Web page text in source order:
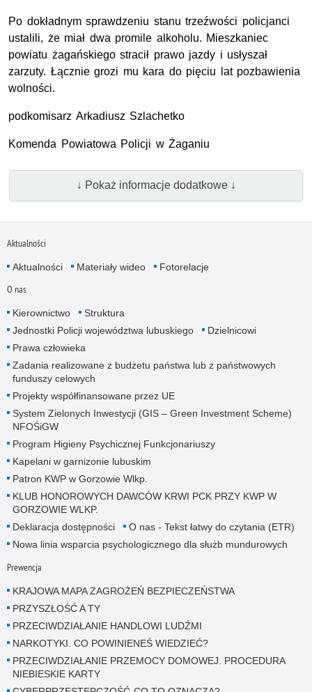
Po dokładnym sprawdzeniu stanu trzeźwości policjanci
ustalili, że miał dwa promile alkoholu. Mieszkaniec
powiatu żagańskiego stracił prawo jazdy i usłyszał
zarzuty. Łącznie grozi mu kara do pięciu lat pozbawienia
wolności.
podkomisarz Arkadiusz Szlachetko
Komenda Powiatowa Policji w Żaganiu
↓ Pokaż informacje dodatkowe ↓
Aktualności
Aktualności Materiały wideo Fotorelacje
O nas
Kierownictwo
Struktura
Jednostki Policji województwa lubuskiego
Dzielnicowi
Prawa człowieka
Zadania realizowane z budżetu państwa lub z państwowych
funduszy celowych
Projekty współfinansowane przez UE
System Zielonych Inwestycji (GIS – Green Investment Scheme)
NFOŚiGW
Program Higieny Psychicznej Funkcjonariuszy
Kapelani w garnizonie lubuskim
Patron KWP w Gorzowie Wlkp.
KLUB HONOROWYCH DAWCÓW KRWI PCK PRZY KWP W
GORZOWIE WLKP.
Deklaracja dostępności
O nas - Tekst łatwy do czytania (ETR)
Nowa linia wsparcia psychologicznego dla służb mundurowych
Prewencja
KRAJOWA MAPA ZAGROŻEŃ BEZPIECZEŃSTWA
PRZYSZŁOŚĆ A TY
PRZECIWDZIAŁANIE HANDLOWI LUDŹMI
NARKOTYKI. CO POWINIENEŚ WIEDZIEĆ?
PRZECIWDZIAŁANIE PRZEMOCY DOMOWEJ. PROCEDURA
NIEBIESKIE KARTY